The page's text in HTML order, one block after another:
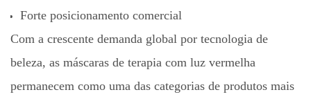
Forte posicionamento comercial
Com a crescente demanda global por tecnologia de
beleza, as máscaras de terapia com luz vermelha
permanecem como uma das categorias de produtos mais